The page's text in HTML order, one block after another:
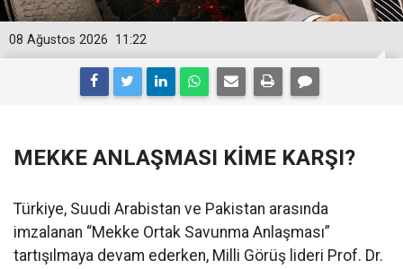
11:22
08 Ağustos 2026
MEKKE ANLAŞMASI KİME KARŞI?
Türkiye, Suudi Arabistan ve Pakistan arasında
imzalanan “Mekke Ortak Savunma Anlaşması”
tartışılmaya devam ederken, Milli Görüş lideri Prof. Dr.